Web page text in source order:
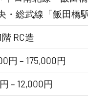
・総武線「飯田橋
階 RC造
円 – 175,000円
– 12,000円